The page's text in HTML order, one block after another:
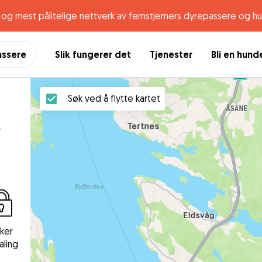
mest pålitelige nettverk av femstjerners dyrepassere og
Slik fungerer det Tjenester Bli en
Søk ved å flytte kartet